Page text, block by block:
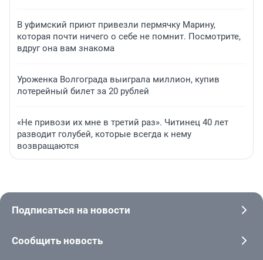
В уфимский приют привезли пермячку Марину,
которая почти ничего о себе не помнит. Посмотрите,
вдруг она вам знакома
Уроженка Волгограда выиграла миллион, купив
лотерейный билет за 20 рублей
«Не привози их мне в третий раз». Читинец 40 лет
разводит голубей, которые всегда к нему
возвращаются
Подписаться на новости
Сообщить новость